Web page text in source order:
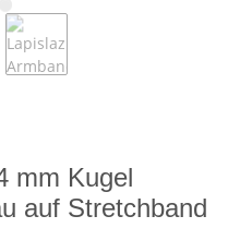
mm Kugel
auf Stretchband